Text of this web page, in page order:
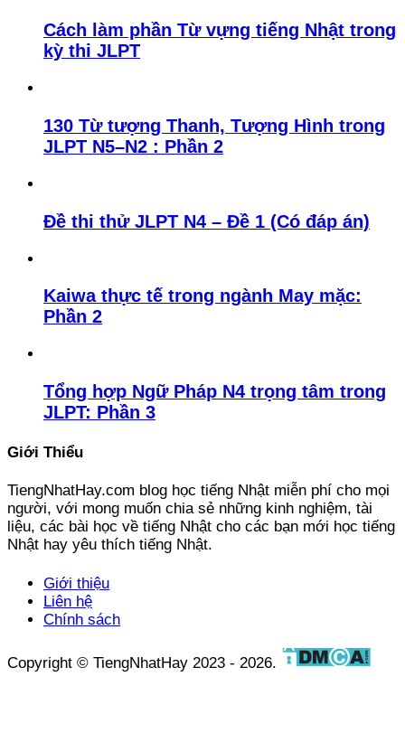
Cách làm phần Từ vựng tiếng Nhật trong
kỳ thi JLPT
130 Từ tượng Thanh, Tượng Hình trong
JLPT N5–N2 : Phần 2
Đề thi thử JLPT N4 – Đề 1 (Có đáp án)
Kaiwa thực tế trong ngành May mặc:
Phần 2
Tổng hợp Ngữ Pháp N4 trọng tâm trong
JLPT: Phần 3
Giới Thiểu
TiengNhatHay.com blog học tiếng Nhật miễn phí cho mọi
người, với mong muốn chia sẻ những kinh nghiệm, tài
liệu, các bài học về tiếng Nhật cho các bạn mới học tiếng
Nhật hay yêu thích tiếng Nhật.
Giới thiệu
Liên hệ
Chính sách
Copyright © TiengNhatHay 2023 - 2026.